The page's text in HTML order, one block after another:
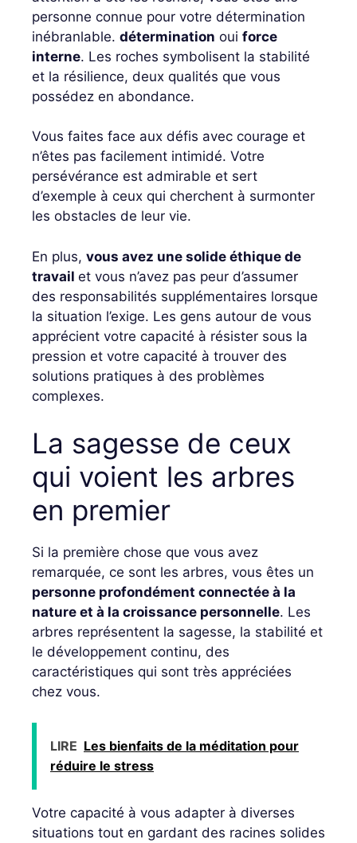
personne connue pour votre détermination
inébranlable. détermination oui force
interne. Les roches symbolisent la stabilité
et la résilience, deux qualités que vous
possédez en abondance.
Vous faites face aux défis avec courage et
n’êtes pas facilement intimidé. Votre
persévérance est admirable et sert
d’exemple à ceux qui cherchent à surmonter
les obstacles de leur vie.
En plus, vous avez une solide éthique de
travail et vous n’avez pas peur d’assumer
des responsabilités supplémentaires lorsque
la situation l’exige. Les gens autour de vous
apprécient votre capacité à résister sous la
pression et votre capacité à trouver des
solutions pratiques à des problèmes
complexes.
La sagesse de ceux
qui voient les arbres
en premier
Si la première chose que vous avez
remarquée, ce sont les arbres, vous êtes un
personne profondément connectée à la
nature et à la croissance personnelle. Les
arbres représentent la sagesse, la stabilité et
le développement continu, des
caractéristiques qui sont très appréciées
chez vous.
LIRE Les bienfaits de la méditation pour
réduire le stress
Votre capacité à vous adapter à diverses
situations tout en gardant des racines solides